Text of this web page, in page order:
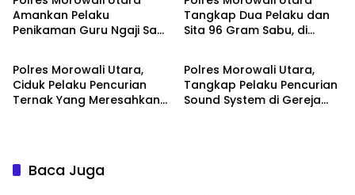
Amankan Pelaku
Penikaman Guru Ngaji Saat
Tangkap Dua Pelaku dan
Sita 96 Gram Sabu, di
Polres Morut
Polres Morowali Utara,
Ciduk Pelaku Pencurian
Ternak Yang Meresahkan
Polres Morut
Polres Morowali Utara,
Tangkap Pelaku Pencurian
Sound System di Gereja
Baca Juga